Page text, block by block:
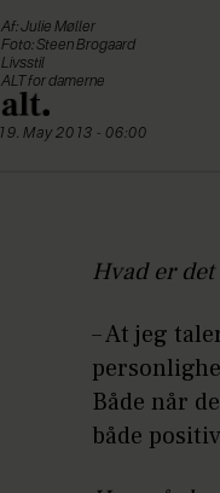
Af: Julie Møller
Foto: Steen Brogaard
Livsstil
ALT for damerne
19. May 2013 - 06:00
Hvad er
– At jeg
Både når
både